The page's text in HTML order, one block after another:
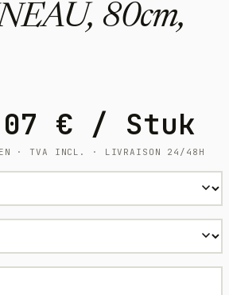
80cm,
€ / Stuk
· TVA INCL. · LIVRAISON 24/48H